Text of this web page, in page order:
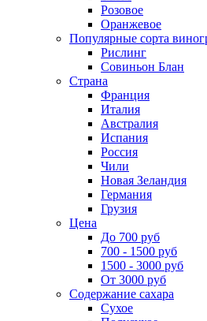
Розовое
Оранжевое
Популярные сорта
Рислинг
Совиньон Блан
Страна
Франция
Италия
Австралия
Испания
Россия
Чили
Новая Зеландия
Германия
Грузия
Цена
До 700 руб
700 - 1500 руб
1500 - 3000 руб
От 3000 руб
Содержание сахара
Сухое